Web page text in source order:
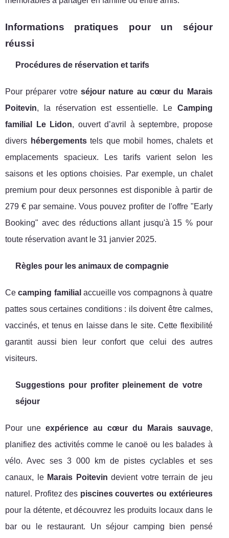
Informations pratiques pour un séjour
réussi
Procédures de réservation et tarifs
Pour préparer votre séjour nature au cœur du Marais
Poitevin, la réservation est essentielle. Le Camping
familial Le Lidon, ouvert d’avril à septembre, propose
divers hébergementstels que mobil homes, chalets et
emplacements spacieux. Les tarifs varient selon les
saisons et les options choisies. Par exemple, un chalet
premium pour deux personnes est disponible à partir de
279 € par semaine. Vous pouvez profiter de l'offre "Early
Booking" avec des réductions allant jusqu'à 15 % pour
toute réservation avant le 31 janvier 2025.
Règles pour les animaux de compagnie
Cecamping familial accueille vos compagnons à quatre
pattes sous certaines conditions : ils doivent être calmes,
vaccinés, et tenus en laisse dans le site. Cette flexibilité
garantit aussi bien leur confort que celui des autres
visiteurs.
Suggestions pour profiter pleinement de votre
séjour
Pour une expérience au cœur du Marais sauvage,
planifiez des activités comme le canoë ou les balades à
vélo. Avec ses 3 000 km de pistes cyclables et ses
canaux, le Marais Poitevin devient votre terrain de jeu
naturel. Profitez des piscines couvertes ou extérieures
pour la détente, et découvrez les produits locaux dans le
bar ou le restaurant. Un séjour camping bien pensé